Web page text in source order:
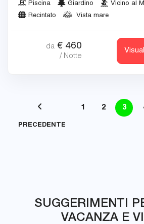
Piscina Giardino Vicino al
Recintato
Vista mare
da € 460
/ Notte
PRECEDENTE
1 2 3
SUGGERIMENTI
VACANZA E